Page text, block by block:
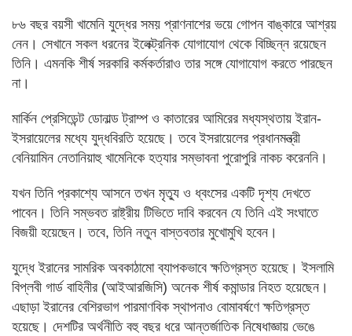
৮৬ বছর বয়সী খামেনি যুদ্ধের সময় প্রাণনাশের ভয়ে গোপন বাঙ্কারে আশ্রয়
নেন। সেখানে সকল ধরনের ইলেক্ট্রনিক যোগাযোগ থেকে বিচ্ছিন্ন রয়েছেন
তিনি। এমনকি শীর্ষ সরকারি কর্মকর্তারাও তার সঙ্গে যোগাযোগ করতে পারছেন
না।
মার্কিন প্রেসিডেন্ট ডোনাল্ড ট্রাম্প ও কাতারের আমিরের মধ্যস্থতায় ইরান-
ইসরায়েলের মধ্যে যুদ্ধবিরতি হয়েছে। তবে ইসরায়েলের প্রধানমন্ত্রী
বেনিয়ামিন নেতানিয়াহু খামেনিকে হত্যার সম্ভাবনা পুরোপুরি নাকচ করেননি।
যখন তিনি প্রকাশ্যে আসনে তখন মৃত্যু ও ধ্বংসের একটি দৃশ্য দেখতে
পাবেন। তিনি সম্ভবত রাষ্ট্রীয় টিভিতে দাবি করবেন যে তিনি এই সংঘাতে
বিজয়ী হয়েছেন। তবে, তিনি নতুন বাস্তবতার মুখোমুখি হবেন।
যুদ্ধে ইরানের সামরিক অবকাঠামো ব্যাপকভাবে ক্ষতিগ্রস্ত হয়েছে। ইসলামি
বিপ্লবী গার্ড বাহিনীর (আইআরজিসি) অনেক শীর্ষ কমান্ডার নিহত হয়েছেন।
এছাড়া ইরানের বেশিরভাগ পারমাণবিক স্থাপনাও বোমাবর্ষণে ক্ষতিগ্রস্ত
হয়েছে। দেশটির অর্থনীতি বহু বছর ধরে আন্তর্জাতিক নিষেধাজ্ঞায় ভেঙে